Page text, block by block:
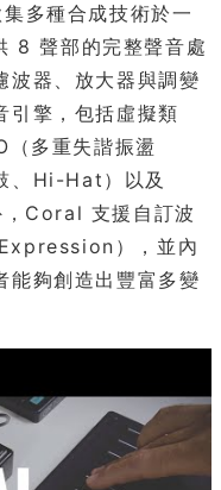
多種合成技術於一
8 聲部的完整聲音處
波器、放大器與調變
引擎，包括虛擬類
（多重失諧振盪
、Hi-Hat）以及
Coral 支援自訂波
），並內
能夠創造出豐富多變